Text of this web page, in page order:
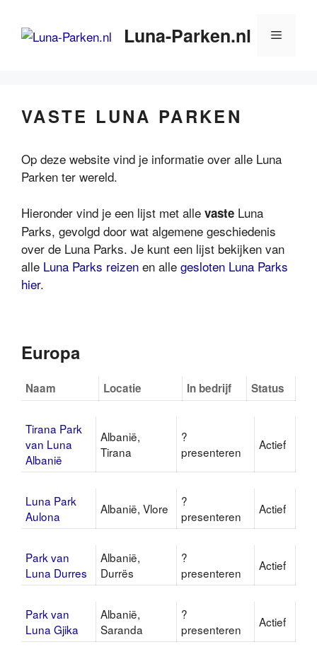
naar
Luna-Parken.nl Menu
VASTE LUNA PARKEN
Op deze website vind je informatie over alle Luna
Parken ter wereld.
Hieronder vind je een lijst met alle vaste Luna
Parks, gevolgd door wat algemene geschiedenis
over de Luna Parks. Je kunt een lijst bekijken van
alle Luna Parks reizen en alle gesloten Luna Parks
hier.
Europa
Naam Locatie In bedrijf Status
Tirana Park
van Luna
Albanië
Albanië,
Tirana
?
presenteren
Actief
Luna Park
Aulona
Albanië, Vlore
?
presenteren
Actief
Park van
Luna Durres
Albanië,
Durrës
?
presenteren
Actief
Park van
Luna Gjika
Albanië,
Saranda
?
presenteren
Actief